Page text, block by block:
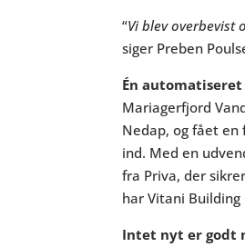
“Vi blev overbevist
siger Preben
Én
Mariagerfjord
Nedap, og fået
ind. Med en
fra Priva, der
har Vitani
Intet nyt er godt